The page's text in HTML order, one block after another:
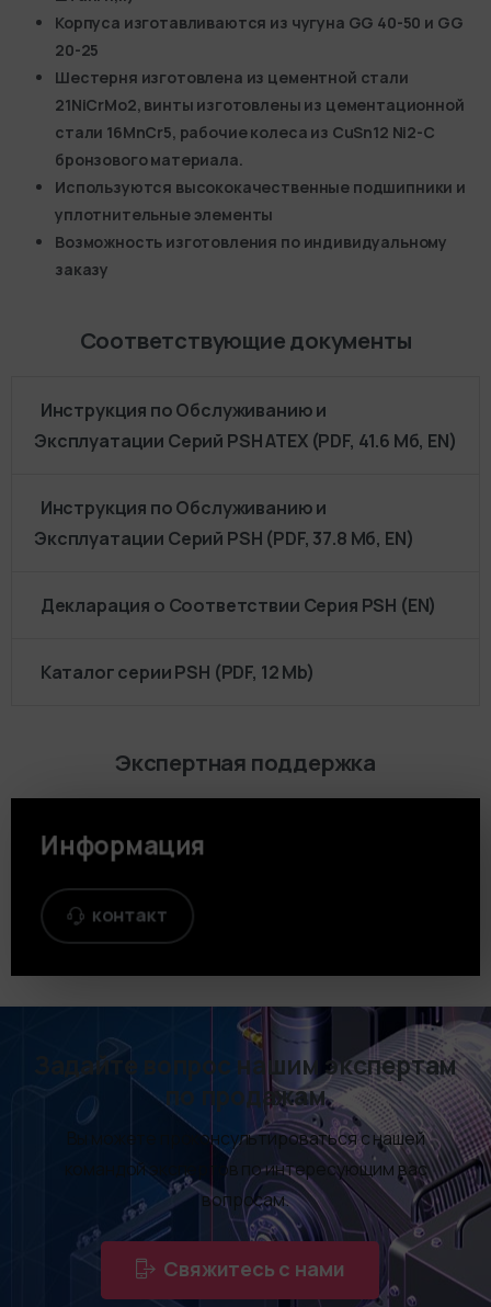
Корпуса изготавливаются из чугуна GG 40-50 и GG
20-25
Шестерня изготовлена из цементной стали
21NiCrMo2, винты изготовлены из цементационной
стали 16MnCr5, рабочие колеса из CuSn12 Ni2-C
бронзового материала.
Используются высококачественные подшипники и
уплотнительные элементы
Возможность изготовления по индивидуальному
заказу
Экспертная поддержка
Информация
контакт
Соответствующие документы
Инструкция по Обслуживанию и
Эксплуатации Серий PSH ATEX (PDF, 41.6 Мб, EN)
Инструкция по Обслуживанию и
Эксплуатации Серий PSH (PDF, 37.8 Мб, EN)
Декларация о Соответствии Серия PSH (EN)
Каталог серии PSH (PDF, 12 Mb)
Задайте вопрос нашим экспертам
по продажам
Вы можете проконсультироваться с нашей
командой экспертов по интересующим вас
вопросам.
Свяжитесь с нами